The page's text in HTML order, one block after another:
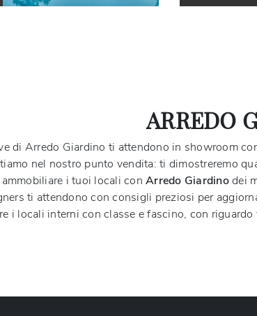
ARREDO
di Arredo Giardino ti attendono in showroom
nel nostro punto vendita: ti dimostreremo
i tuoi locali con Arredo Giardinodei
ti attendono con consigli preziosi per
i locali interni con classe e fascino, con